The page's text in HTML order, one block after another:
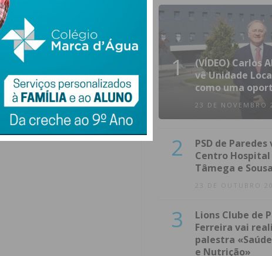
viagem na UE
6 DE AGOSTO 2026
1
(VÍDEO) Carlos
vê Unidade
como uma
23 DE NOVEMBRO
2
PSD de
Centro Hospital
Tâmega e Sousa
23 DE OUTUBRO
3
Lions Clube de
Ferreira vai
palestra
e Nutrição»